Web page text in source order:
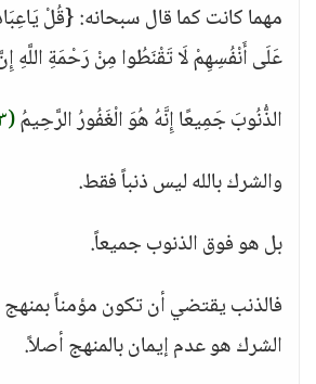
مهما كانت كما قال سبحانه: {قُلْ
عَلَى أَنْفُسِهِمْ لَا تَقْنَطُوا مِنْ رَحْمَةِ اللَّهِ
الذُّنُوبَ جَمِيعًا إِنَّهُ هُوَ الْغَفُورُ الرَّحِيمُ(٥٣)
والشرك بالله ليس ذنباً فقط.
بل هو فوق الذنوب جميعاً.
فالذنب يقتضي أن تكون مؤمناً بمنهج
الشرك هو عدم إيمان بالمنهج أصلاً.